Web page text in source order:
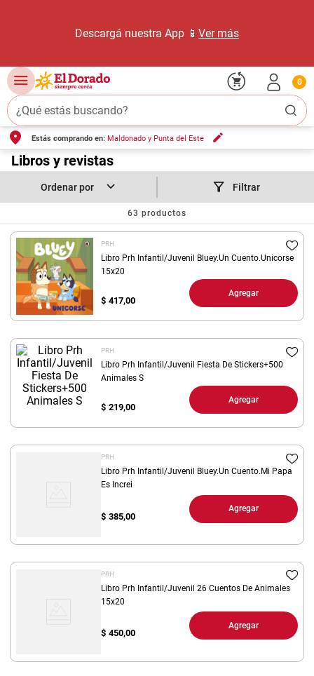
Descargá nuestra App 📱 Ver más
¿Qué estás buscando?
0
Estás comprando en: Maldonado y Punta del Este
Libros y revistas
Filtrar
63 productos
PRH
Libro Prh Infantil/Juvenil Bluey.Un Cuento.Unicorse
15x20
$ 417,00
Agregar
PRH
Libro Prh Infantil/Juvenil Fiesta De Stickers+500
Animales S
$ 219,00
Agregar
PRH
Libro Prh Infantil/Juvenil Bluey.Un Cuento.Mi Papa
Es Increi
$ 385,00
Agregar
PRH
Libro Prh Infantil/Juvenil 26 Cuentos De Animales
15x20
$ 450,00
Agregar
TÉRMINOS MÁS BUSCADOS
leche
4. queso
5. pollo
. bondiola
. fideos